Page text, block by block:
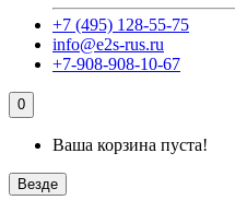
+7 (495) 128-55-75
info@e2s-rus.ru
+7-908-908-10-67
0
Ваша корзина пуста!
Везде